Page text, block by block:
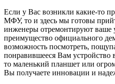
Если у Вас возникли какие-то
МФУ, то и здесь мы готовы
инженеры отремонтируют ваше
преимущество официального
возможность посмотреть,
понравившееся Вам устройство
то маленький планшет или
Вы получаете инновации и